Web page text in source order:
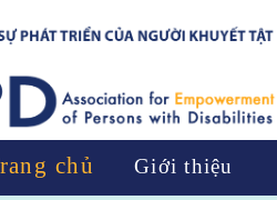
chủ Giới thiệu